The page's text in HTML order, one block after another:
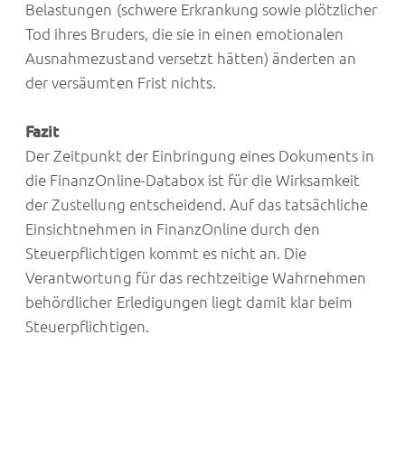
Belastungen (schwere Erkrankung sowie plötzlicher
Tod ihres Bruders, die sie in einen emotionalen
Ausnahmezustand versetzt hätten) änderten an
der versäumten Frist nichts.
Fazit
Der Zeitpunkt der Einbringung eines Dokuments in
die FinanzOnline-Databox ist für die Wirksamkeit
der Zustellung entscheidend. Auf das tatsächliche
Einsichtnehmen in FinanzOnline durch den
Steuerpflichtigen kommt es nicht an. Die
Verantwortung für das rechtzeitige Wahrnehmen
behördlicher Erledigungen liegt damit klar beim
Steuerpflichtigen.